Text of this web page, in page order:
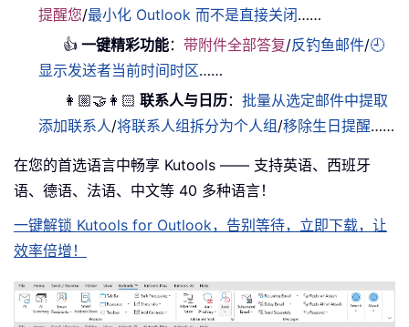
提醒您/最小化 Outlook 而不是直接关闭……
👍 一键精彩功能：带附件全部答复/反钓鱼邮件/🕘
显示发送者当前时间时区……
👩🏼‍🤝‍👩🏻 联系人与日历：批量从选定邮件中提取
添加联系人/将联系人组拆分为个人组/移除生日提醒……
在您的首选语言中畅享 Kutools —— 支持英语、西班牙
语、德语、法语、中文等 40 多种语言！
一键解锁 Kutools for Outlook，告别等待，立即下载，让
效率倍增！